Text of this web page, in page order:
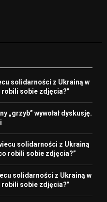
solidarności z Ukrainą w
sobie zdjęcia?”
„grzyb” wywołał dyskusję.
solidarności z Ukrainą
robili sobie zdjęcia?”
solidarności z Ukrainą w
sobie zdjęcia?”